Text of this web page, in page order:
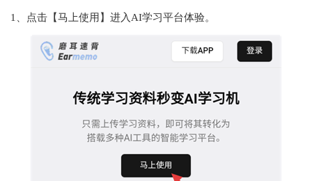
1、点击【马上使用】进入AI学习平台体验。